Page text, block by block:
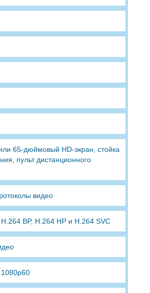
65-дюймовый HD-экран, стойка
пульт дистанционного
видео
BP, H.264 HP и H.264 SVC